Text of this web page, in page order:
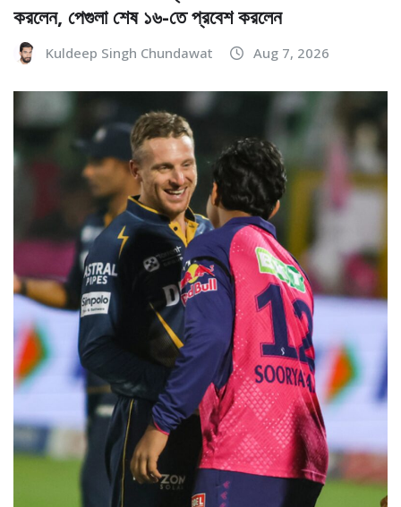
করলেন, পেগুলা শেষ ১৬-তে প্রবেশ করলেন
Kuldeep Singh Chundawat Aug 7, 2026